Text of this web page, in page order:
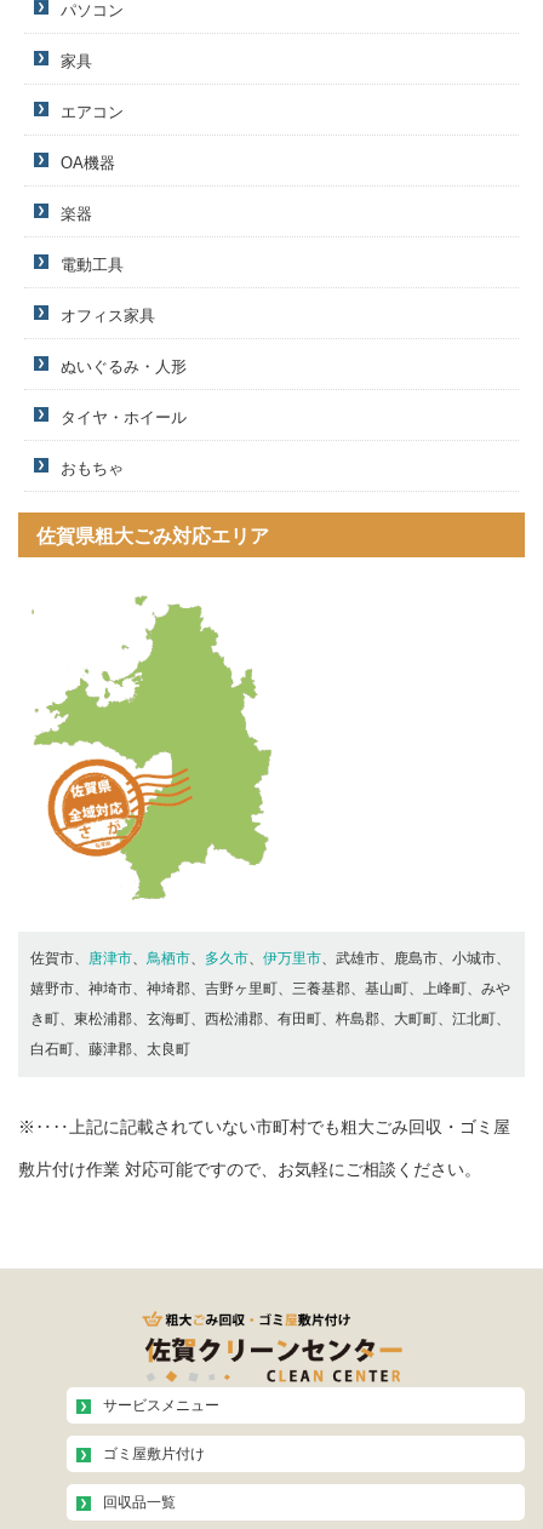
パソコン
家具
エアコン
OA機器
楽器
電動工具
オフィス家具
ぬいぐるみ・人形
タイヤ・ホイール
おもちゃ
佐賀県粗大ごみ対応エリア
佐賀市、 唐津市 鳥栖市 多久市 伊万里市 、武雄市、鹿島市、小城市、
嬉野市、神埼市、神埼郡、吉野ヶ里町、三養基郡、基山町、上峰町、みや
き町、東松浦郡、玄海町、西松浦郡、有田町、杵島郡、大町町、江北町、
白石町、藤津郡、太良町
※‥‥上記に記載されていない市町村でも粗大ごみ回収・ゴミ屋
敷片付け作業 対応可能ですので、お気軽にご相談ください。
サービスメニュー
ゴミ屋敷片付け
回収品一覧